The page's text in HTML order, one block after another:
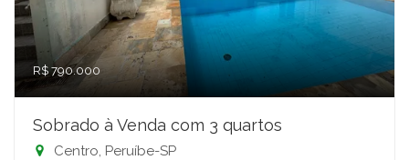
R$ 790.000
Sobrado à Venda com 3 quartos
Centro, Peruíbe-SP